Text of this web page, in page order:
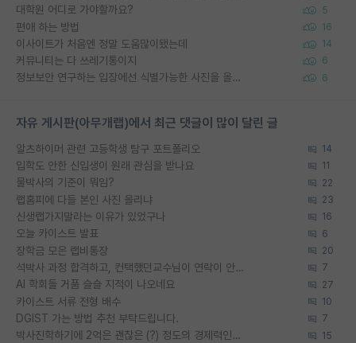
대학원 어디로 가야할까요? 5
편애 하는 방법 16
이사이트가 처음엔 정말 도움많이됐는데 14
커뮤니티는 다 쓰레기통이지 6
정보보안 연구하는 입장에선 식별가능한 사진을 올리는건 비추이긴함 6
자유 게시판(아무개랩)에서 최근 댓글이 많이 달린 글
알츠하이머 관련 고등학생 탐구 포트폴리오 14
입학도 안한 신입생이 원래 관심을 받나요 11
물박사의 기준이 뭐임? 22
랩홈피에 다들 본인 사진 올리냐 23
신생랩가지말라는 이유가 있었구나 16
오늘 카이스트 발표 6
장학금 모은 랩비통장 20
석박사 과정 합격하고, 컨택했던교수님이 연락이 안됩니다... 7
AI 학회들 거품 슬슬 지적이 나오네요 27
카이스트 서류 전형 배수 10
DGIST 가는 방법 추천 부탁드립니다. 7
박사진학하기에 2억은 괜찮은 (?) 정도의 경제력인가요 15